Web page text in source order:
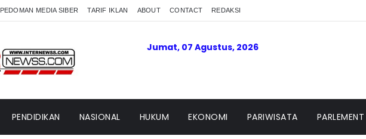
PEDOMAN MEDIA SIBER TARIF IKLAN ABOUT CONTACT REDAKSI
Jumat, 07 Agustus, 2026
PENDIDIKAN NASIONAL HUKUM EKONOMI PARIWISATA PARLEMENT